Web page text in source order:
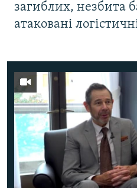
загиблих, незбита
атаковані